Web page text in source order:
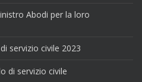
Abodi per la loro
servizio civile 2023
di servizio civile